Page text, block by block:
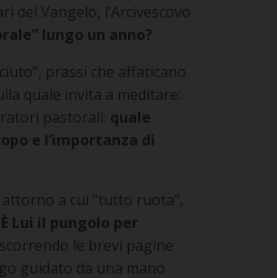
del Vangelo, l’Arcivescovo
lungo un anno?
prassi che affaticano
quale invita a meditare:
pastorali: quale
e l’importanza di
a cui “tutto ruota”,
È Lui il pungolo per
le brevi pagine
guidato da una mano